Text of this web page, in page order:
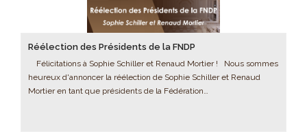
Réélection des Présidents de la FNDP
Félicitations à Sophie Schiller et Renaud Mortier ! Nous sommes
heureux d'annoncer la réélection de Sophie Schiller et Renaud
Mortier en tant que présidents de la Fédération…